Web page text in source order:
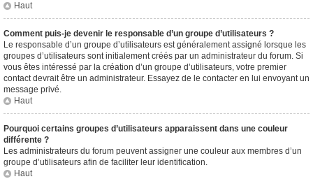
Haut
Comment puis-je devenir le responsable d’un groupe d’utilisateurs ?
Le responsable d’un groupe d’utilisateurs est généralement assigné lorsque les
groupes d’utilisateurs sont initialement créés par un administrateur du forum. Si
vous êtes intéressé par la création d’un groupe d’utilisateurs, votre premier
contact devrait être un administrateur. Essayez de le contacter en lui envoyant un
message privé.
Haut
Pourquoi certains groupes d’utilisateurs apparaissent dans une couleur
différente ?
Les administrateurs du forum peuvent assigner une couleur aux membres d’un
groupe d’utilisateurs afin de faciliter leur identification.
Haut